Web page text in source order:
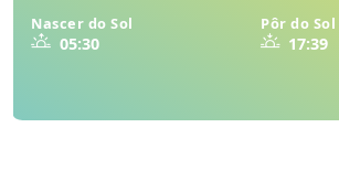
Nascer do Sol
05:30
Pôr do Sol
17:39